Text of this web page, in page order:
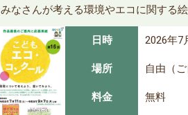
なさんが考える環境やエコに関する
日時
2026年7
場所
自由（
料金
無料